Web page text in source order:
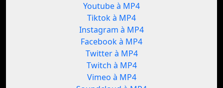
Youtube à MP4
Tiktok à MP4
Instagram à MP4
Facebook à MP4
Twitter à MP4
Twitch à MP4
Vimeo à MP4